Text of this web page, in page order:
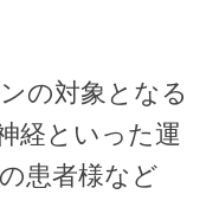
の対象となる
経といった運
患者様など